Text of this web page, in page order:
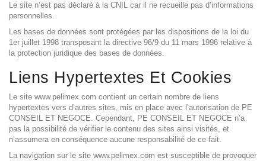
Le site n’est pas déclaré à la CNIL car il ne recueille pas d’informations
personnelles.
Les bases de données sont protégées par les dispositions de la loi du
1er juillet 1998 transposant la directive 96/9 du 11 mars 1996 relative à
la protection juridique des bases de données.
Liens Hypertextes Et Cookies
Le site www.pelimex.com contient un certain nombre de liens
hypertextes vers d’autres sites, mis en place avec l’autorisation de PE
CONSEIL ET NEGOCE. Cependant, PE CONSEIL ET NEGOCE n’a
pas la possibilité de vérifier le contenu des sites ainsi visités, et
n’assumera en conséquence aucune responsabilité de ce fait.
La navigation sur le site www.pelimex.com est susceptible de provoquer